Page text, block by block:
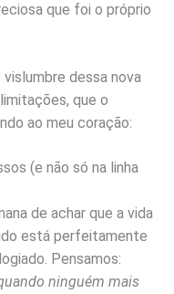
que foi o próprio
dessa nova
que o
ao meu coração:
(e não só na linha
de achar que a vida
está perfeitamente
Pensamos:
ninguém mais